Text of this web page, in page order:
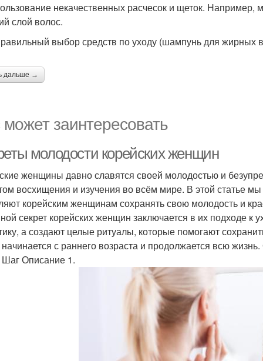
некачественных расчесок и щеток. Например,
слой волос.
выбор средств по уходу (шампунь для жирных
дальше →
заинтересовать
молодости корейских женщин
женщины давно славятся своей молодостью и
восхищения и изучения во всём мире. В этой статье
корейским женщинам сохранять свою молодость и
секрет корейских женщин заключается в их подходе к
а создают целые ритуалы, которые помогают
с раннего возраста и продолжается всю
Описание 1.